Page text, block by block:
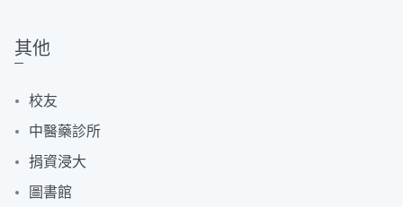
其他
校友
中醫藥診所
捐資浸大
圖書館